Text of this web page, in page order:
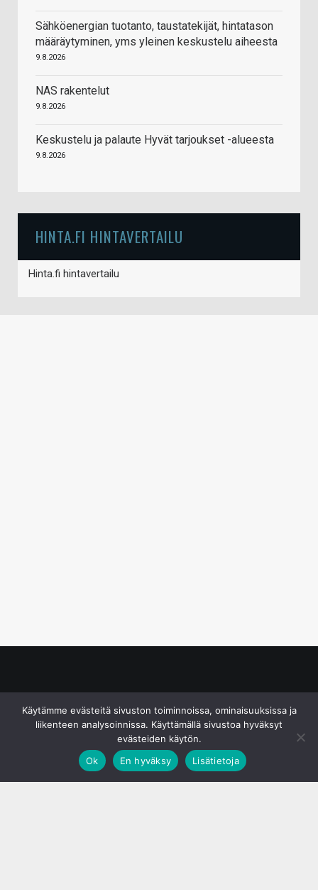
Sähköenergian tuotanto, taustatekijät, hintatason
määräytyminen, yms yleinen keskustelu aiheesta
9.8.2026
NAS rakentelut
9.8.2026
Keskustelu ja palaute Hyvät tarjoukset -alueesta
9.8.2026
HINTA.FI HINTAVERTAILU
Hinta.fi hintavertailu
Käytämme evästeitä sivuston toiminnoissa, ominaisuuksissa ja
liikenteen analysoinnissa. Käyttämällä sivustoa hyväksyt
evästeiden käytön.
Ok
En hyväksy Lisätietoja